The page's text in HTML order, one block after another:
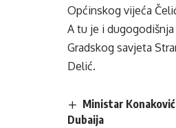
Općinskog vijeća
A tu je i
Gradskog savjeta
Delić.
Ministar
Dubaija